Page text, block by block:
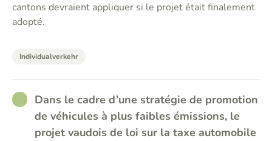
cantons devraient appliquer si le projet était finalement
adopté.
Individualverkehr
RATHER_GOOD
Dans le cadre d’une stratégie de promotion
de véhicules à plus faibles émissions, le
projet vaudois de loi sur la taxe automobile